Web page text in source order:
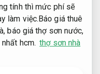
tính thì mức phí sẽ
làm việc.Báo giá thuê
báo giá thợ sơn nước,
hcm. thợ sơn nhà